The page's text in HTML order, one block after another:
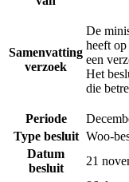
Samenvatting
verzoek
De
heeft
een
Het
die
Periode
Type besluit Woo-
Datum
besluit
21